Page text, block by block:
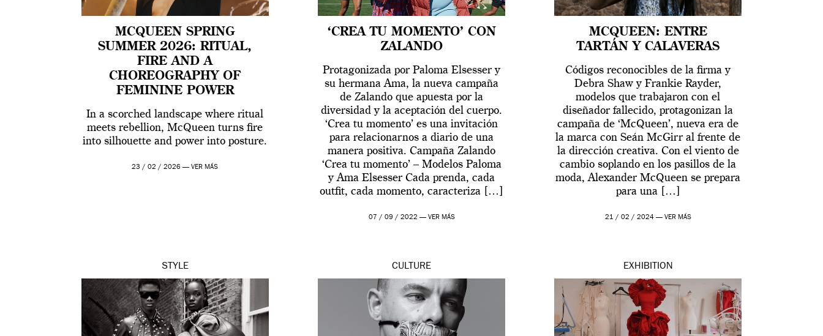
MCQUEEN SPRING
SUMMER 2026: RITUAL,
FIRE AND A
CHOREOGRAPHY OF
FEMININE POWER
In a scorched landscape where ritual
meets rebellion, McQueen turns fire
into silhouette and power into posture.
23 / 02 / 2026 —VER MÁS
‘CREA TU MOMENTO’ CON
ZALANDO
Protagonizada por Paloma Elsesser y
su hermana Ama, la nueva campaña
de Zalando que apuesta por la
diversidad y la aceptación del cuerpo.
‘Crea tu momento’ es una invitación
para relacionarnos a diario de una
manera positiva. Campaña Zalando
‘Crea tu momento’ – Modelos Paloma
y Ama Elsesser Cada prenda, cada
outfit, cada momento, caracteriza […]
07 / 09 / 2022 — VER MÁS
MCQUEEN: ENTRE
TARTÁN Y CALAVERAS
Códigos reconocibles de la firma y
Debra Shaw y Frankie Rayder,
modelos que trabajaron con el
diseñador fallecido, protagonizan la
campaña de ‘McQueen’, nueva era de
la marca con Seán McGirr al frente de
la dirección creativa. Con el viento de
cambio soplando en los pasillos de la
moda, Alexander McQueen se prepara
para una […]
21 / 02 / 2024 — VER MÁS
STYLE CULTURE EXHIBITION